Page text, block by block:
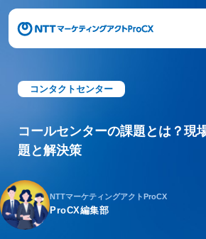
メニューの末尾です。Escape キー
コンタクトセンター
コールセンターの課題とは？現
題と解決策
NTTマーケティングアクトProCX
ProCX編集部